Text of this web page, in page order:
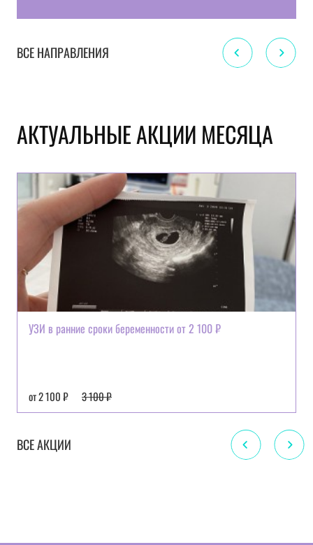
ВСЕ НАПРАВЛЕНИЯ
АКТУАЛЬНЫЕ АКЦИИ МЕСЯЦА
УЗИ в ранние сроки беременности от 2 100 ₽
от 2 100 ₽ 3 100 ₽
ВСЕ АКЦИИ